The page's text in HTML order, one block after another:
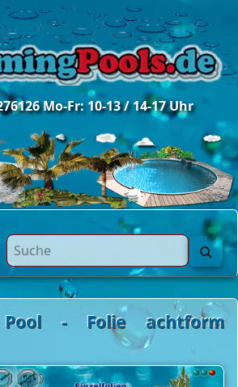
Mo-Fr: 10-13 / 14-17 Uhr
Pool - Folie achtform